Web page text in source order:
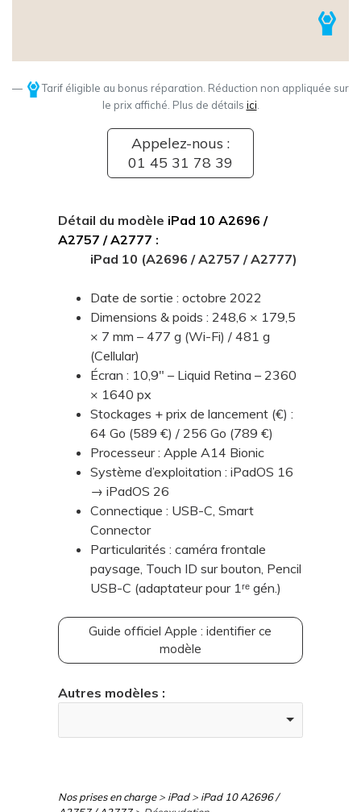
Tarif éligible au bonus réparation. Réduction non appliquée sur
le prix affiché. Plus de détails ici
Appelez-nous :
01 45 31 78 39
Détail du modèle iPad 10 A2696 /
A2757 / A2777 :
iPad 10 (A2696 / A2757 / A2777)
Date de sortie : octobre 2022
Dimensions & poids : 248,6 × 179,5
× 7 mm – 477 g (Wi-Fi) / 481 g
(Cellular)
Écran : 10,9" – Liquid Retina – 2360
× 1640 px
Stockages + prix de lancement (€) :
64 Go (589 €) / 256 Go (789 €)
Processeur : Apple A14 Bionic
Système d’exploitation : iPadOS 16
→ iPadOS 26
Connectique : USB-C, Smart
Connector
Particularités : caméra frontale
paysage, Touch ID sur bouton, Pencil
USB-C (adaptateur pour 1ʳᵉ gén.)
Guide officiel Apple : identifier ce
modèle
Autres modèles :
Nos prises en charge> iPad> iPad 10 A2696 /